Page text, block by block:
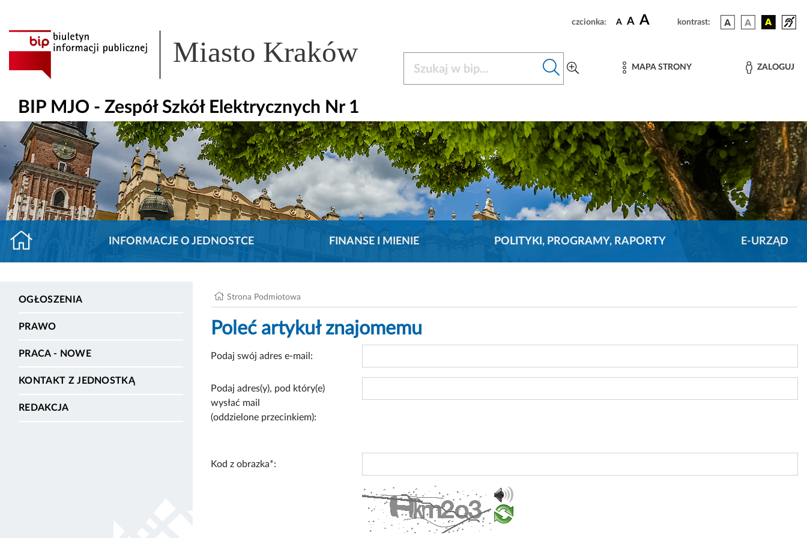
czcionka: A A A kontrast:
Miasto Kraków MAPA STRONY ZALOGUJ
BIP MJO - Zespół Szkół Elektrycznych Nr 1
INFORMACJE O JEDNOSTCE FINANSE I MIENIE POLITYKI, PROGRAMY, RAPORTY E-URZĄD
OGŁOSZENIA
PRAWO
PRACA - NOWE
KONTAKT Z JEDNOSTKĄ
REDAKCJA
Strona Podmiotowa
Poleć artykuł znajomemu
Podaj swój adres e-mail:
Podaj adres(y), pod który(e)
wysłać mail
(oddzielone przecinkiem):
Kod z obrazka*: